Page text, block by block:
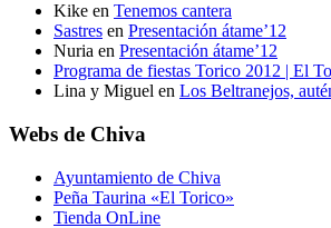
Kike en Tenemos cantera
Sastres en Presentación átame’12
Nuria en Presentación átame’12
Programa de fiestas Torico 2012 | El
Lina y Miguel en Los Beltranejos,
Webs de Chiva
Ayuntamiento de Chiva
Peña Taurina «El Torico»
Tienda OnLine